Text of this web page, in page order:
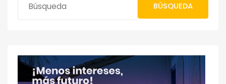
BÚSQUEDA